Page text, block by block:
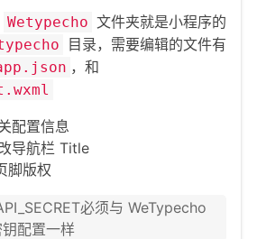
Wetypecho 文件夹就是小程序的
目录，需要编辑的文件有
，和
配置信息
导航栏 Title
脚版权
必须与 WeTypecho
配置一样